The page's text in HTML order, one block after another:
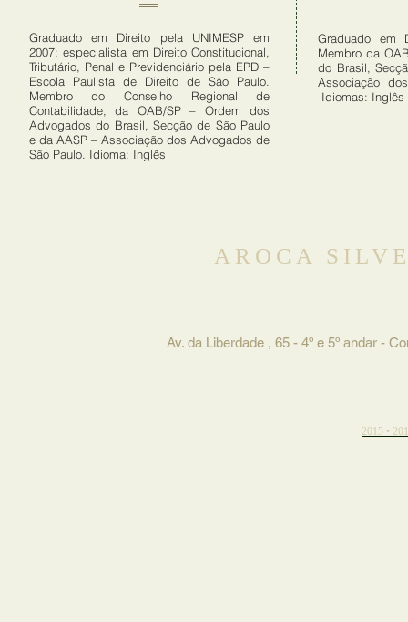
Graduado em Direito pela UNIMESP em
2007; especialista em Direito Constitucional,
Tributário, Penal e Previdenciário pela EPD –
Escola Paulista de Direito de São Paulo.
Membro do Conselho Regional de
Contabilidade, da OAB/SP – Ordem dos
Advogados do Brasil, Secção de São Paulo
e da AASP – Associação dos Advogados de
São Paulo. Idioma: Inglês
Graduado em
Membro da
do Brasil,
Associação
Idiomas: Inglês
2015 •
Av. da Liberdade , 65 - 4º e 5º andar -
AROCA